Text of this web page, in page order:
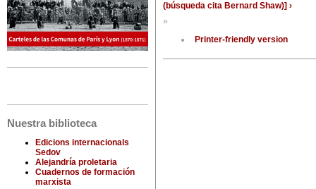
Nuestra biblioteca
Edicions internacionals
Sedov
Alejandría proletaria
Cuadernos de formación
marxista
(búsqueda cita Bernard Shaw)] ›
»
Printer-friendly version